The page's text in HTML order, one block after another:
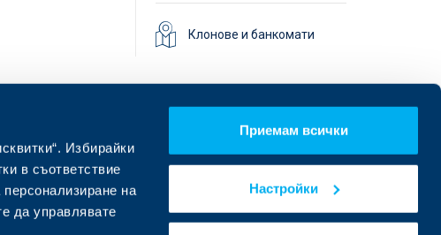
Избирайки
в съответствие
персонализиране на
да управлявате
Приемам всички
Настройки
Клонове и банкомати
Намерете ни в социалните мрежи: